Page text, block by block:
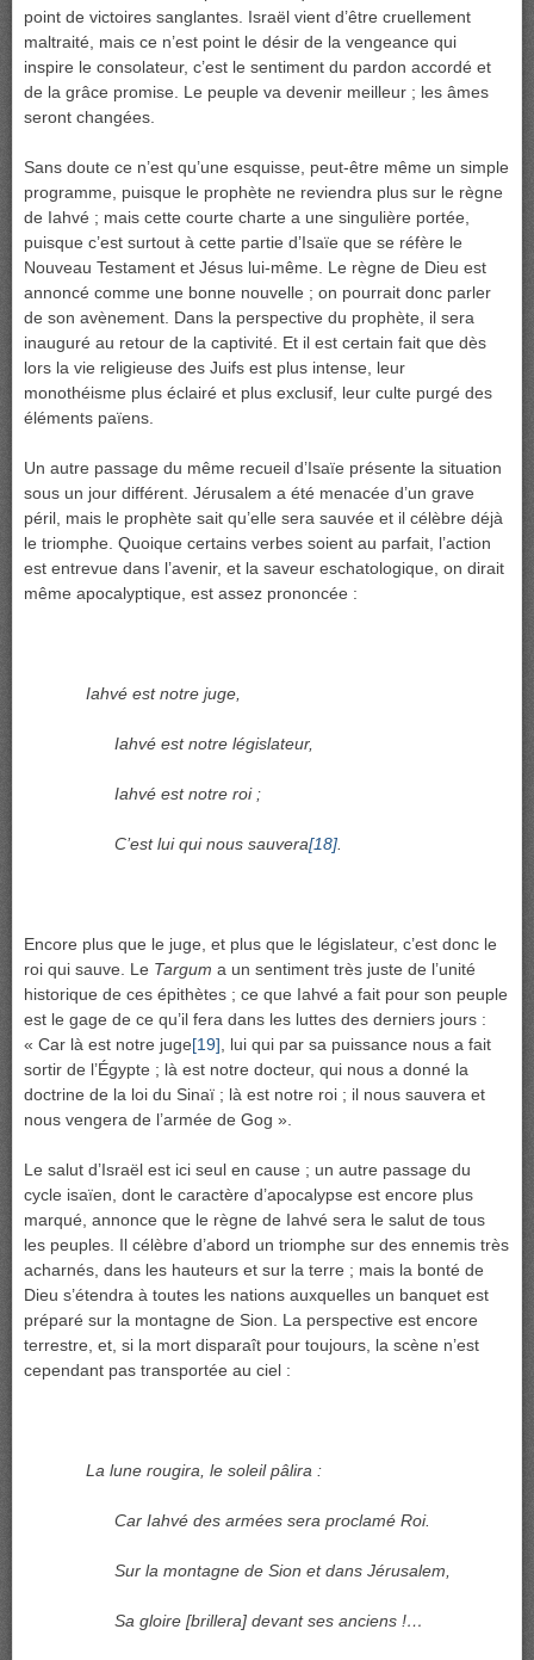
point de victoires sanglantes. Israël vient d’être cruellement
maltraité, mais ce n’est point le désir de la vengeance qui
inspire le consolateur, c’est le sentiment du pardon accordé et
de la grâce promise. Le peuple va devenir meilleur ; les âmes
seront changées.
Sans doute ce n’est qu’une esquisse, peut-être même un simple
programme, puisque le prophète ne reviendra plus sur le règne
de Iahvé ; mais cette courte charte a une singulière portée,
puisque c’est surtout à cette partie d’Isaïe que se réfère le
Nouveau Testament et Jésus lui-même. Le règne de Dieu est
annoncé comme une bonne nouvelle ; on pourrait donc parler
de son avènement. Dans la perspective du prophète, il sera
inauguré au retour de la captivité. Et il est certain fait que dès
lors la vie religieuse des Juifs est plus intense, leur
monothéisme plus éclairé et plus exclusif, leur culte purgé des
éléments païens.
Un autre passage du même recueil d’Isaïe présente la situation
sous un jour différent. Jérusalem a été menacée d’un grave
péril, mais le prophète sait qu’elle sera sauvée et il célèbre déjà
le triomphe. Quoique certains verbes soient au parfait, l’action
est entrevue dans l’avenir, et la saveur eschatologique, on dirait
même apocalyptique, est assez prononcée :
Iahvé est notre juge,
Iahvé est notre législateur,
Iahvé est notre roi ;
C’est lui qui nous sauvera[18]
Encore plus que le juge, et plus que le législateur, c’est donc le
roi qui sauve. Le Targum a un sentiment très juste de l’unité
historique de ces épithètes ; ce que Iahvé a fait pour son peuple
est le gage de ce qu’il fera dans les luttes des derniers jours :
« Car là est notre juge[19] , lui qui par sa puissance nous a fait
sortir de l’Égypte ; là est notre docteur, qui nous a donné la
doctrine de la loi du Sinaï ; là est notre roi ; il nous sauvera et
nous vengera de l’armée de Gog ».
Le salut d’Israël est ici seul en cause ; un autre passage du
cycle isaïen, dont le caractère d’apocalypse est encore plus
marqué, annonce que le règne de Iahvé sera le salut de tous
les peuples. Il célèbre d’abord un triomphe sur des ennemis très
acharnés, dans les hauteurs et sur la terre ; mais la bonté de
Dieu s’étendra à toutes les nations auxquelles un banquet est
préparé sur la montagne de Sion. La perspective est encore
terrestre, et, si la mort disparaît pour toujours, la scène n’est
cependant pas transportée au ciel :
La lune rougira, le soleil pâlira :
Car Iahvé des armées sera proclamé Roi.
Sur la montagne de Sion et dans Jérusalem,
Sa gloire [brillera] devant ses anciens !…